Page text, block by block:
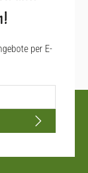
per E-